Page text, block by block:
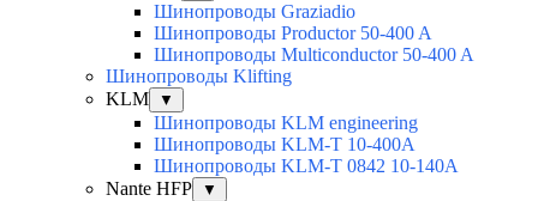
Шинопроводы Graziadio
Шинопроводы Productor 50-400 A
Шинопроводы Multiconductor 50-400 A
Шинопроводы Klifting
KLM
▼
Шинопроводы KLM engineering
Шинопроводы KLM-T 10-400A
Шинопроводы KLM-T 0842 10-140A
Nante HFP
▼